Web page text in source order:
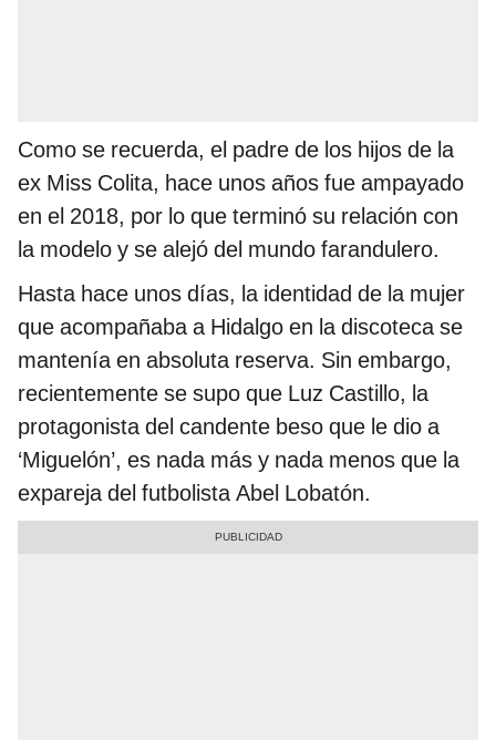
Como se recuerda, el padre de los hijos de la
ex Miss Colita, hace unos años fue ampayado
en el 2018, por lo que terminó su relación con
la modelo y se alejó del mundo farandulero.
Hasta hace unos días, la identidad de la mujer
que acompañaba a Hidalgo en la discoteca se
mantenía en absoluta reserva. Sin embargo,
recientemente se supo que Luz Castillo, la
protagonista del candente beso que le dio a
‘Miguelón’, es nada más y nada menos que la
expareja del futbolista Abel Lobatón.